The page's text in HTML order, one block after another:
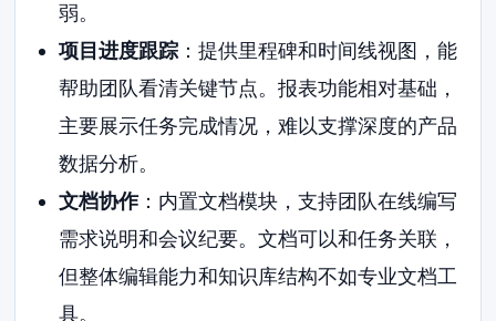
弱。
项目进度跟踪：提供里程碑和时间线视图，能
帮助团队看清关键节点。报表功能相对基础，
主要展示任务完成情况，难以支撑深度的产品
数据分析。
文档协作：内置文档模块，支持团队在线编写
需求说明和会议纪要。文档可以和任务关联，
但整体编辑能力和知识库结构不如专业文档工
具。